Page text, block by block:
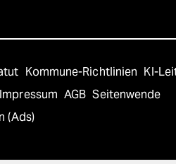
Kommune-Richtlinien KI-
Impressum AGB Seitenwende
(Ads)